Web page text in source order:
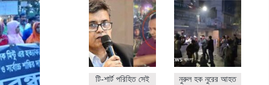
টি-শার্ট পরিহিত সেই
নুরুল হক নুরের আহত